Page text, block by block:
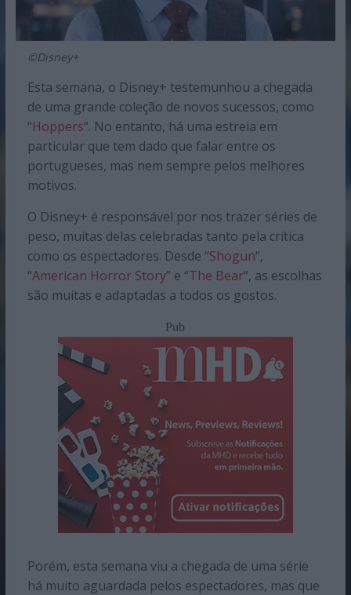
©Disney+
Esta semana, o Disney+ testemunhou a chegada
de uma grande coleção de novos sucessos, como
“Hoppers“. No entanto, há uma estreia em
particular que tem dado que falar entre os
portugueses, mas nem sempre pelos melhores
motivos.
O Disney+ é responsável por nos trazer séries de
peso, muitas delas celebradas tanto pela crítica
como os espectadores. Desde “Shogun“,
“American Horror Story” e “The Bear“, as escolhas
são muitas e adaptadas a todos os gostos.
Pub
Porém, esta semana viu a chegada de uma série
há muito aguardada pelos espectadores, mas que